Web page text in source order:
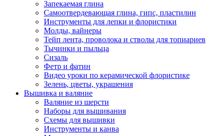
Запекаемая глина
Самоотвердевающая глина, гипс, пластилин
Инструменты для лепки и флористики
Молды, вайнеры
Тейп лента, проволока и стволы для топиариев
Тычинки и пыльца
Сизаль
Фетр и фатин
Видео уроки по керамической флористике
Зелень, цветы, украшения
Вышивка и валяние
Валяние из шерсти
Наборы для вышивания
Схемы для вышивки
Инструменты и канва